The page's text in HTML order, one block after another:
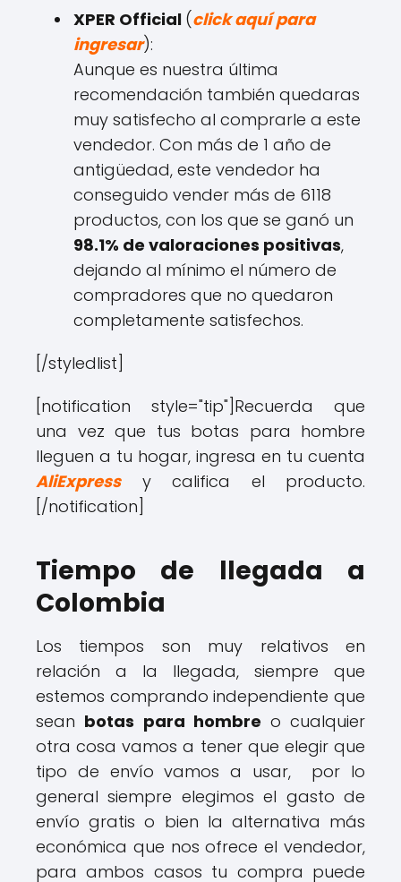
XPER Official (click aquí para
ingresar):
Aunque es nuestra última
recomendación también quedaras
muy satisfecho al comprarle a este
vendedor. Con más de 1 año de
antigüedad, este vendedor ha
conseguido vender más de 6118
productos, con los que se ganó un
98.1% de valoraciones positivas,
dejando al mínimo el número de
compradores que no quedaron
completamente satisfechos.
[/styledlist]
[notification style="tip"] Recuerda que
una vez que tus botas para hombre
lleguen a tu hogar, ingresa en tu cuenta
AliExpressy califica el producto.
[/notification]
Tiempo de llegada a
Colombia
Los tiempos son muy relativos en
relación a la llegada, siempre que
estemos comprando independiente que
sean botas para hombre o cualquier
otra cosa vamos a tener que elegir que
tipo de envío vamos a usar, por lo
general siempre elegimos el gasto de
envío gratis o bien la alternativa más
económica que nos ofrece el vendedor,
para ambos casos tu compra puede